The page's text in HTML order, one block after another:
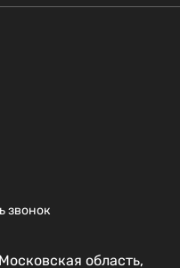
звонок
область,